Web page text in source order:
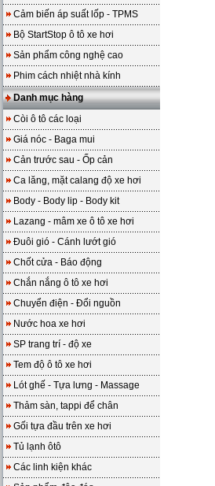
Cảm biến áp suất lốp - TPMS
Bộ StartStop ô tô xe hơi
Sản phẩm công nghệ cao
Phim cách nhiệt nhà kính
Danh mục hàng
Còi ô tô các loại
Giá nóc - Baga mui
Cản trước sau - Ốp cản
Ca lăng, mặt calang độ xe hơi
Body - Body lip - Body kit
Lazang - mâm xe ô tô xe hơi
Đuôi gió - Cánh lướt gió
Chốt cửa - Báo động
Chắn nắng ô tô xe hơi
Chuyển điện - Đổi nguồn
Nước hoa xe hơi
SP trang trí - độ xe
Tem độ ô tô xe hơi
Lót ghế - Tựa lưng - Massage
Thảm sàn, tappi để chân
Gối tựa đầu trên xe hơi
Tủ lạnh ôtô
Các linh kiện khác